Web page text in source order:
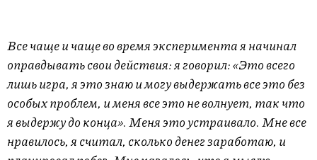
Все чаще и чаще во время эксперимента я начинал
оправдывать свои действия: я говорил: «Это всего
лишь игра, я это знаю и могу выдержать все это без
особых проблем, и меня все это не волнует, так что
я выдержу до конца». Меня это устраивало. Мне все
нравилось, я считал, сколько денег заработаю, и